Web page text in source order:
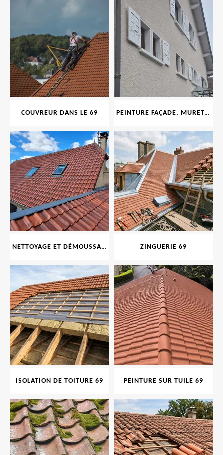
COUVREUR DANS LE 69 PEINTURE FAÇADE, MURET, TOITURE, BOISERIE, FERRONERIE, GOUTTIÈRE 69
NETTOYAGE ET DÉMOUSSAGE DE TOITURE ET FAÇADE 69 ZINGUERIE 69
ISOLATION DE TOITURE 69 PEINTURE SUR TUILE 69